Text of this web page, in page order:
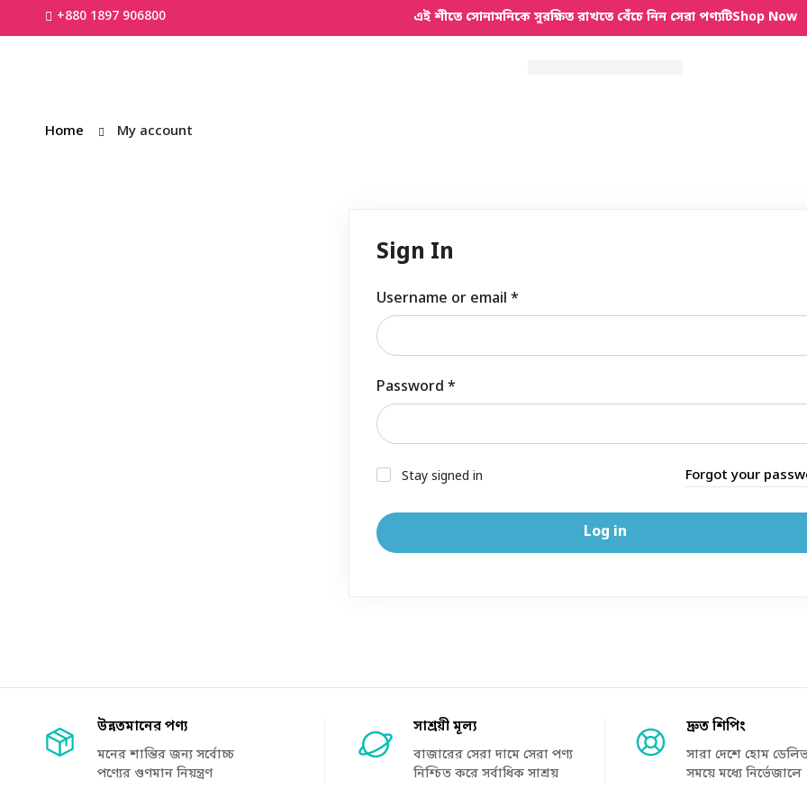
+880 1897 906800 এই শীতে সোনামনিকে সুরক্ষিত রাখতে বেঁচে নিন সেরা পণ্যটিShop Now
Home My account
Sign In
Username or email *
Password *
Stay signed in Forgot your
Log in
উন্নতমানের পণ্য
মনের শান্তির জন্য সর্বোচ্চ
পণ্যের গুণমান নিয়ন্ত্রণ
সাশ্রয়ী মূল্য
বাজারের সেরা দামে সেরা পণ্য
নিশ্চিত করে সর্বাধিক সাশ্রয়
দ্রুত শিপিং
সারা দেশে হোম
সময়ে মধ্যে নির্ভেজালে